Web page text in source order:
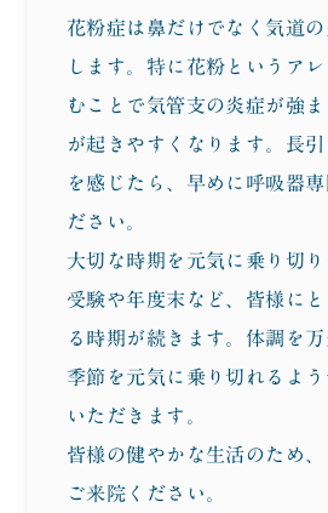
花粉症は鼻だけでなく気道の
します。特に花粉というア
むことで気管支の炎症が強
が起きやすくなります。長
を感じたら、早めに呼吸器専
ださい。
大切な時期を元気に乗り切り
受験や年度末など、皆様に
る時期が続きます。体調を
季節を元気に乗り切れるよ
いただきます。
皆様の健やかな生活のため
ご来院ください。